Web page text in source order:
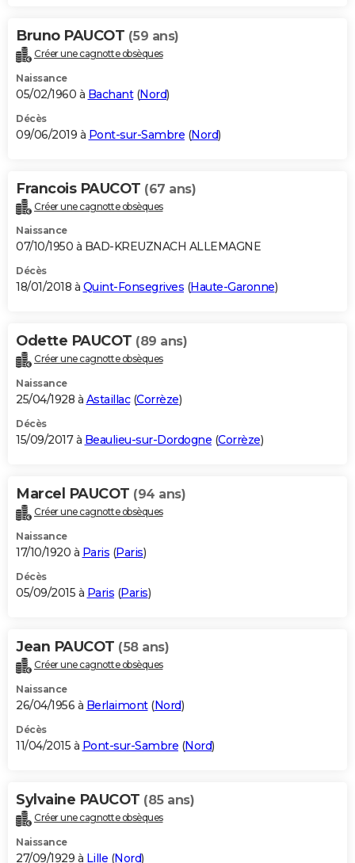
Bruno PAUCOT (59 ans)
Créer une cagnotte obsèques
Naissance
05/02/1960 à Bachant(Nord)
Décès
09/06/2019 à Pont-sur-Sambre (Nord)
Francois PAUCOT (67 ans)
Créer une cagnotte obsèques
Naissance
07/10/1950 à BAD-KREUZNACH ALLEMAGNE
Décès
18/01/2018 à Quint-Fonsegrives (Haute-Garonne)
Odette PAUCOT (89 ans)
Créer une cagnotte obsèques
Naissance
25/04/1928 à Astaillac(Corrèze)
Décès
15/09/2017 à Beaulieu-sur-Dordogne (Corrèze)
Marcel PAUCOT (94 ans)
Créer une cagnotte obsèques
Naissance
17/10/1920 à Paris (Paris)
Décès
05/09/2015 à Paris (Paris)
Jean PAUCOT (58 ans)
Créer une cagnotte obsèques
Naissance
26/04/1956 à Berlaimont(Nord)
Décès
11/04/2015 à Pont-sur-Sambre (Nord)
Sylvaine PAUCOT (85 ans)
Créer une cagnotte obsèques
Naissance
27/09/1929 à Lille (Nord)